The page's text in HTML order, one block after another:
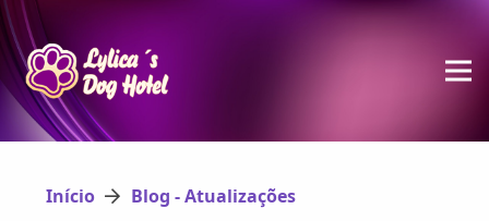
Início Blog - Atualizações